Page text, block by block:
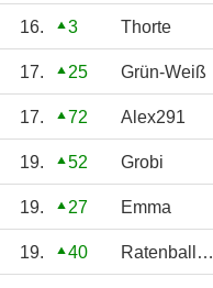
16. 3 Thorte
17. 25 Grün-Weiß
17. 72 Alex291
19. 52 Grobi
19. 27 Emma
19. 40 Ratenballsport